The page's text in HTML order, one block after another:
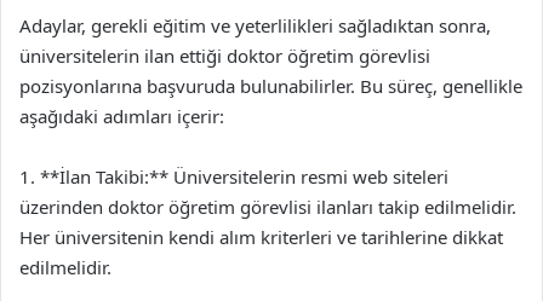
Adaylar, gerekli eğitim ve yeterlilikleri sağladıktan sonra,
üniversitelerin ilan ettiği doktor öğretim görevlisi
pozisyonlarına başvuruda bulunabilirler. Bu süreç, genellikle
aşağıdaki adımları içerir:
1. **İlan Takibi:** Üniversitelerin resmi web siteleri
üzerinden doktor öğretim görevlisi ilanları takip edilmelidir.
Her üniversitenin kendi alım kriterleri ve tarihlerine dikkat
edilmelidir.